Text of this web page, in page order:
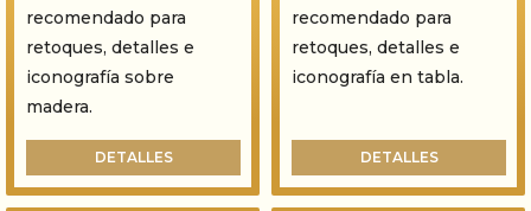
recomendado para
retoques, detalles e
iconografía sobre
madera.
DETALLES
recomendado para
retoques, detalles e
iconografía en tabla.
DETALLES